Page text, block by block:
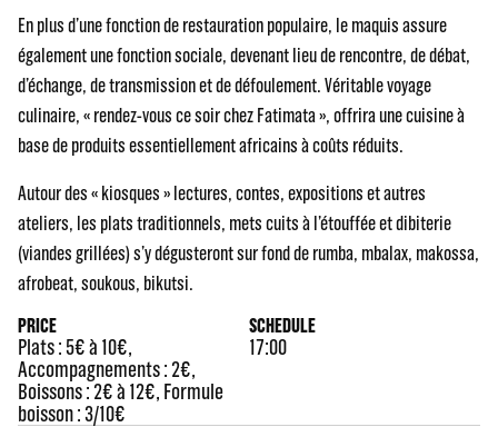
En plus d’une fonction de restauration populaire, le maquis assure
également une fonction sociale, devenant lieu de rencontre, de débat,
d’échange, de transmission et de défoulement. Véritable voyage
culinaire, « rendez-vous ce soir chez Fatimata », offrira une cuisine à
base de produits essentiellement africains à coûts réduits.
Autour des « kiosques » lectures, contes, expositions et autres
ateliers, les plats traditionnels, mets cuits à l’étouffée et dibiterie
(viandes grillées) s’y dégusteront sur fond de rumba, mbalax, makossa,
afrobeat, soukous, bikutsi.
PRICE
Plats : 5€ à 10€,
Accompagnements : 2€,
Boissons : 2€ à 12€, Formule
boisson : 3/10€
SCHEDULE
17:00